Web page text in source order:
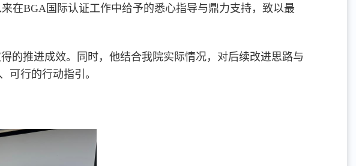
在BGA国际认证工作中给予的悉心指导与鼎力支持，致以最
的推进成效。同时，他结合我院实际情况，对后续改进思路与
可行的行动指引。